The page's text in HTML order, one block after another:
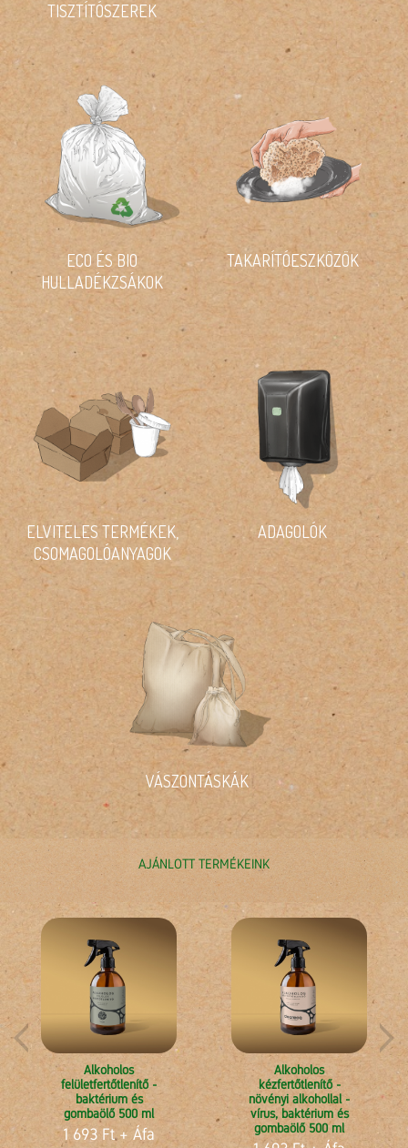
TISZTÍTÓSZEREK
ECO ÉS BIO
HULLADÉKZSÁKOK
TAKARÍTÓESZKÖZÖK
ELVITELES TERMÉKEK,
CSOMAGOLÓANYAGOK
ADAGOLÓK
VÁSZONTÁSKÁK
AJÁNLOTT TERMÉKEINK
Alkoholos
felületfertőtlenítő -
baktérium és
gombaölő 500 ml
1 693 Ft+ Áfa
Alkoholos
kézfertőtlenítő -
növényi alkohollal -
vírus, baktérium és
gombaölő 500 ml